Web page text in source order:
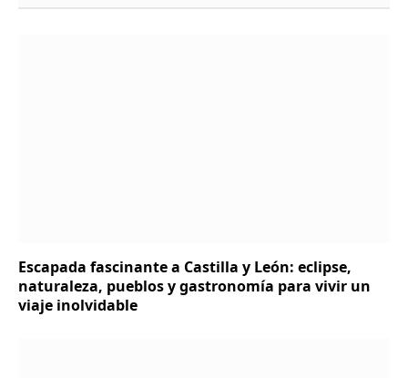
Escapada fascinante a Castilla y León: eclipse,
naturaleza, pueblos y gastronomía para vivir un
viaje inolvidable